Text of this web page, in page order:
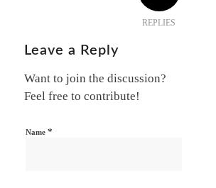
REPLIES
Leave a Reply
Want to join the discussion?
Feel free to contribute!
Name *